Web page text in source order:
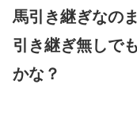
馬引き継ぎなの
引き継ぎ無しで
かな？